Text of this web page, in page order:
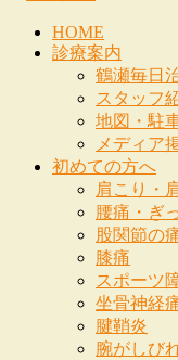
HOME
診療案内
鶴瀬毎日
スタッフ
地図・駐
メディア
初めての方へ
肩こり・
腰痛・ぎ
股関節の
膝痛
スポーツ
坐骨神経
腱鞘炎
腕がしび